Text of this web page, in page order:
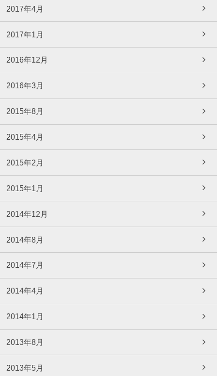
2017年4月
2017年1月
2016年12月
2016年3月
2015年8月
2015年4月
2015年2月
2015年1月
2014年12月
2014年8月
2014年7月
2014年4月
2014年1月
2013年8月
2013年5月